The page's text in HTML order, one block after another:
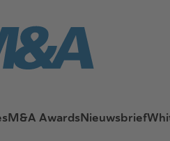
M&A AwardsNieuwsbrief